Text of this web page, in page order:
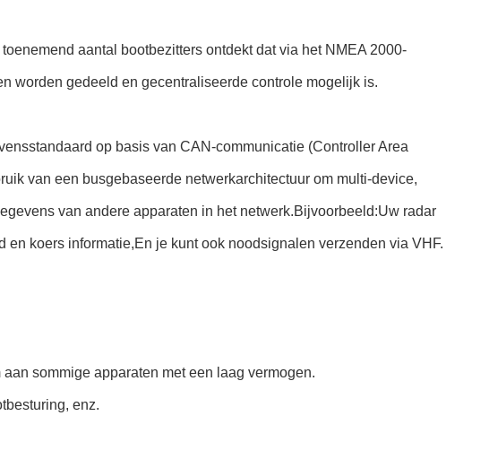
aantal bootbezitters ontdekt dat via het NMEA 2000-
worden gedeeld en gecentraliseerde controle mogelijk is.
op basis van CAN-communicatie (Controller Area
van een busgebaseerde netwerkarchitectuur om multi-device,
van andere apparaten in het netwerk.Bijvoorbeeld:Uw radar
koers informatie,En je kunt ook noodsignalen verzenden via VHF.
sommige apparaten met een laag vermogen.
enz.